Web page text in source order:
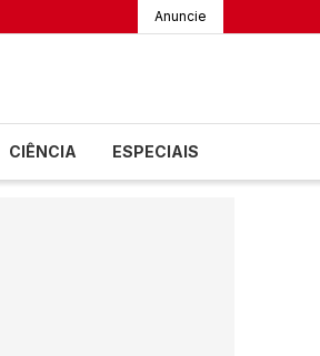
Anuncie
CIÊNCIA ESPECIAIS